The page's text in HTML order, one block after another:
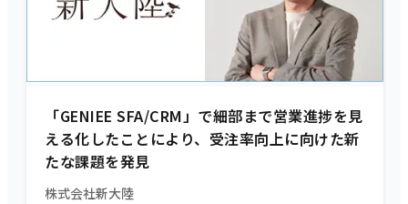
「GENIEE SFA/CRM」で細部まで営業進捗を見
える化したことにより、受注率向上に向けた新
たな課題を発見
株式会社新大陸